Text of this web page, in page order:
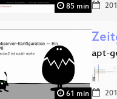
85 min
61 min
apt-